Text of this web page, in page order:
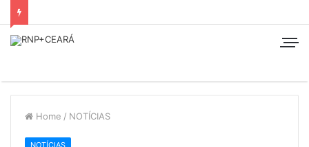
Home / NOTÍCIAS
NOTÍCIAS